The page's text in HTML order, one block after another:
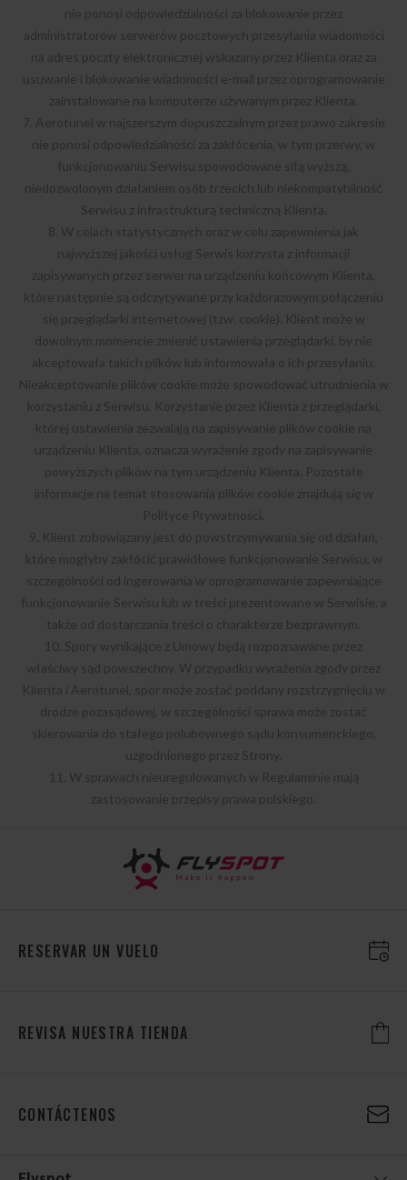
nie ponosi odpowiedzialności za blokowanie przez
administratorów serwerów pocztowych przesyłania wiadomości
na adres poczty elektronicznej wskazany przez Klienta oraz za
usuwanie i blokowanie wiadomości e-mail przez oprogramowanie
zainstalowane na komputerze używanym przez Klienta.
7. Aerotunel w najszerszym dopuszczalnym przez prawo zakresie
nie ponosi odpowiedzialności za zakłócenia, w tym przerwy, w
funkcjonowaniu Serwisu spowodowane siłą wyższą,
niedozwolonym działaniem osób trzecich lub niekompatybilność
Serwisu z infrastrukturą techniczną Klienta.
8. W celach statystycznych oraz w celu zapewnienia jak
najwyższej jakości usług Serwis korzysta z informacji
zapisywanych przez serwer na urządzeniu końcowym Klienta,
które następnie są odczytywane przy każdorazowym połączeniu
się przeglądarki internetowej (tzw. cookie). Klient może w
dowolnym momencie zmienić ustawienia przeglądarki, by nie
akceptowała takich plików lub informowała o ich przesyłaniu.
Nieakceptowanie plików cookie może spowodować utrudnienia w
korzystaniu z Serwisu. Korzystanie przez Klienta z przeglądarki,
której ustawienia zezwalają na zapisywanie plików cookie na
urządzeniu Klienta, oznacza wyrażenie zgody na zapisywanie
powyższych plików na tym urządzeniu Klienta. Pozostałe
informacje na temat stosowania plików cookie znajdują się w
Polityce Prywatności.
9. Klient zobowiązany jest do powstrzymywania się od działań,
które mogłyby zakłócić prawidłowe funkcjonowanie Serwisu, w
szczególności od ingerowania w oprogramowanie zapewniające
funkcjonowanie Serwisu lub w treści prezentowane w Serwisie, a
także od dostarczania treści o charakterze bezprawnym.
10. Spory wynikające z Umowy będą rozpoznawane przez
właściwy sąd powszechny. W przypadku wyrażenia zgody przez
Klienta i Aerotunel, spór może zostać poddany rozstrzygnięciu w
drodze pozasądowej, w szczególności sprawa może zostać
skierowania do stałego polubownego sądu konsumenckiego,
uzgodnionego przez Strony.
11. W sprawach nieuregulowanych w Regulaminie mają
zastosowanie przepisy prawa polskiego.
RESERVAR UN VUELO
REVISA NUESTRA TIENDA
CONTÁCTENOS